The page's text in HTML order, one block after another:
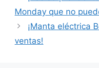
Monday que no
¡Manta eléctrica
ventas!